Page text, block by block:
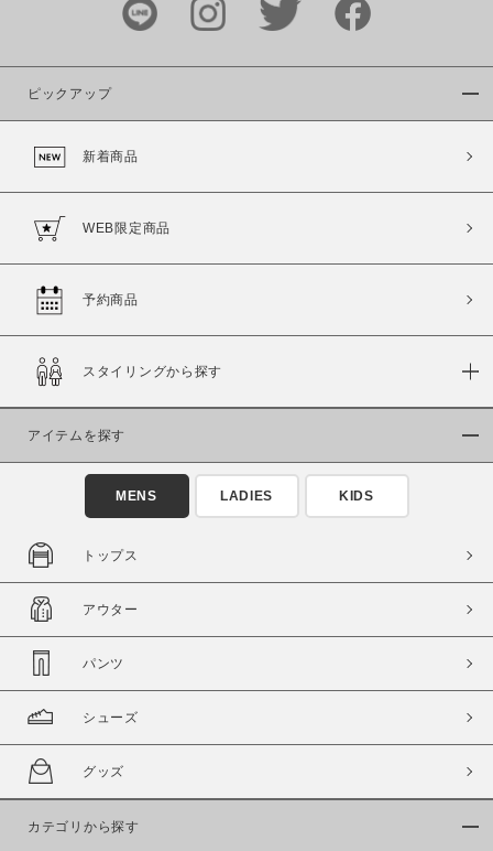
ピックアップ
新着商品
WEB限定商品
予約商品
スタイリングから探す
アイテムを探す
MENS LADIES KIDS
トップス
アウター
パンツ
シューズ
グッズ
カテゴリから探す